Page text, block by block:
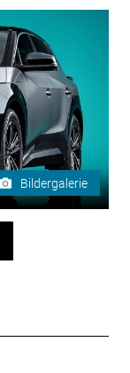
Bildergalerie